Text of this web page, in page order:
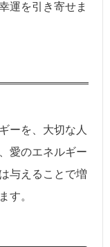
運を引き寄せま
ーを、大切な人
愛のエネルギー
与えることで増
す。